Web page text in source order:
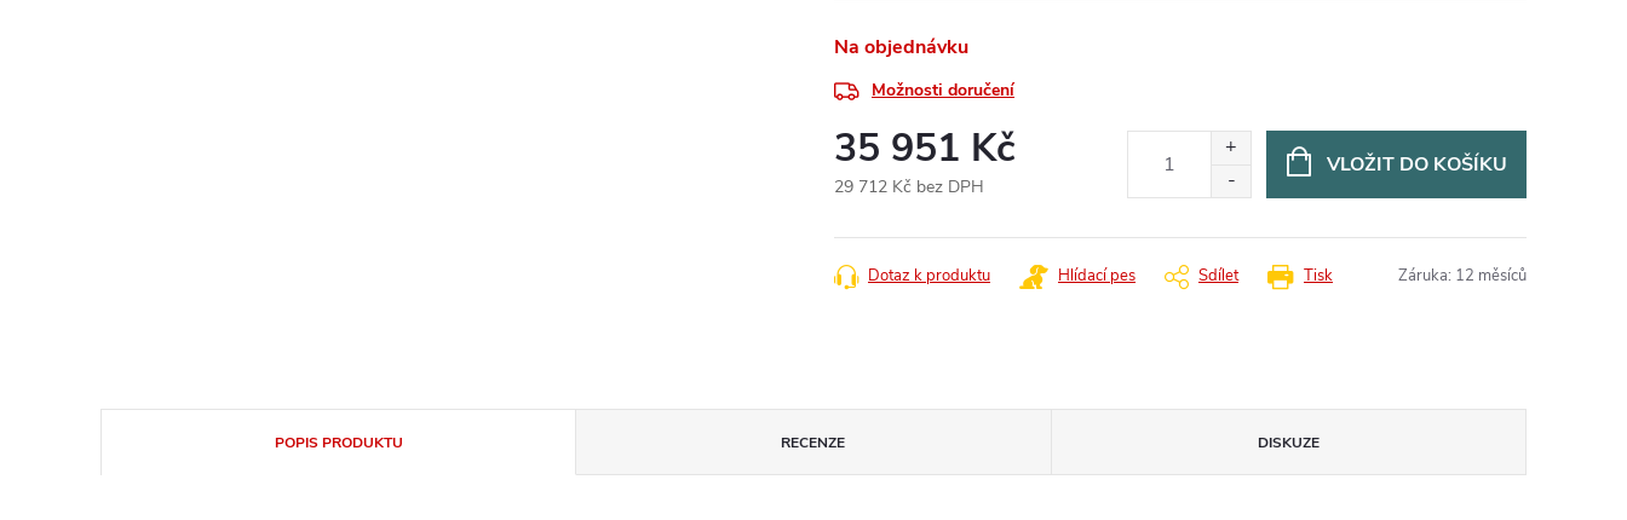
Na objednávku
Možnosti doručení
35 951 Kč
29 712 Kč bez DPH
cena:
VLOŽIT DO KOŠÍKU
Tisk
Dotaz k produktu Hlídací pes Sdílet Záruka: 12 měsíců
POPIS PRODUKTU RECENZE DISKUZE